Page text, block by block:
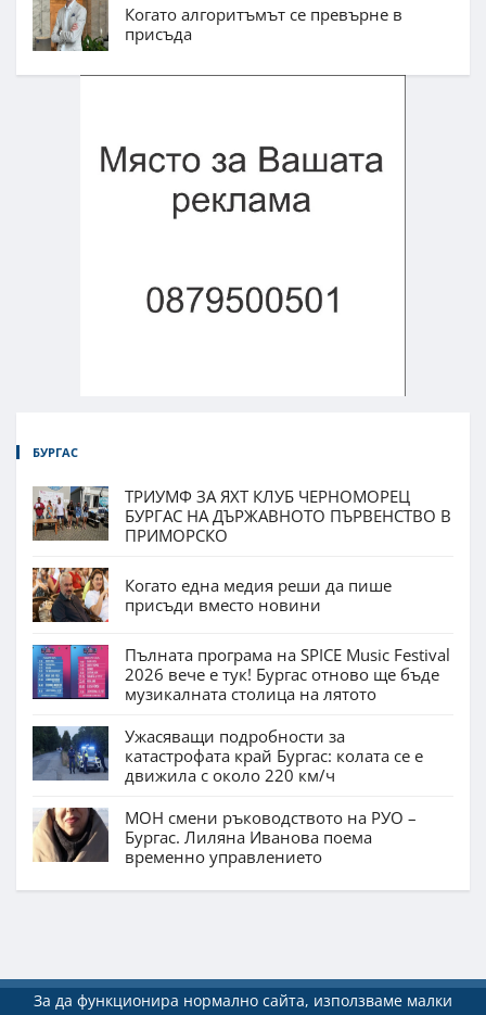
Когато алгоритъмът се превърне в
присъда
БУРГАС
ТРИУМФ ЗА ЯХТ КЛУБ ЧЕРНОМОРЕЦ
БУРГАС НА ДЪРЖАВНОТО ПЪРВЕНСТВО В
ПРИМОРСКО
Когато една медия реши да пише
присъди вместо новини
Пълната програма на SPICE Music Festival
2026 вече е тук! Бургас отново ще бъде
музикалната столица на лятото
Ужасяващи подробности за
катастрофата край Бургас: колата се е
движила с около 220 км/ч
МОН смени ръководството на РУО –
Бургас. Лиляна Иванова поема
временно управлението
За да функционира нормално сайта, използваме малки